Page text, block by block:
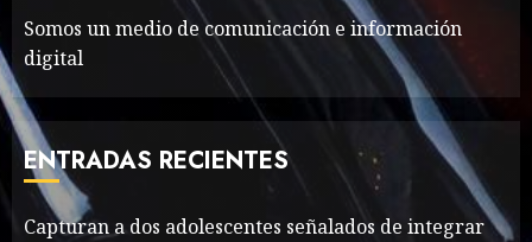
7
Valentino Goes
Deliberately Feminine for
Fall 2018
MAYO 16, 2024 765
Somos un medio de comunicación e información
digital
ENTRADAS RECIENTES
Capturan a dos adolescentes señalados de integrar